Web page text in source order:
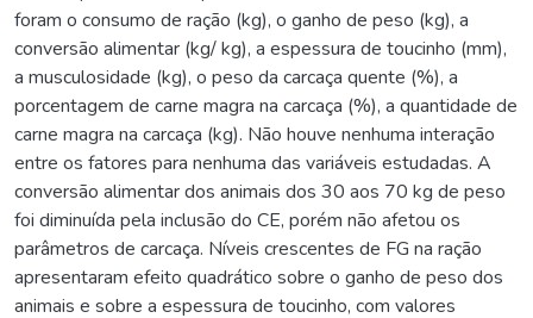
foram o consumo de ração (kg), o ganho de peso (kg), a
conversão alimentar (kg/ kg), a espessura de toucinho (mm),
a musculosidade (kg), o peso da carcaça quente (%), a
porcentagem de carne magra na carcaça (%), a quantidade de
carne magra na carcaça (kg). Não houve nenhuma interação
entre os fatores para nenhuma das variáveis estudadas. A
conversão alimentar dos animais dos 30 aos 70 kg de peso
foi diminuída pela inclusão do CE, porém não afetou os
parâmetros de carcaça. Níveis crescentes de FG na ração
apresentaram efeito quadrático sobre o ganho de peso dos
animais e sobre a espessura de toucinho, com valores